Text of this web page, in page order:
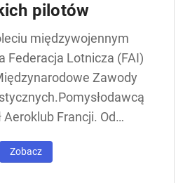
pilotów
międzywojennym
Federacja Lotnicza (FAI)
Zawody
Aeroklub Francji. Od
nazywane były w
Zobacz